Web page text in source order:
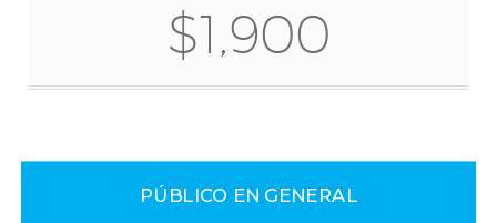
$1,900
PÚBLICO EN GENERAL